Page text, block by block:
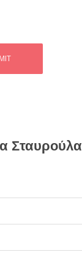
Σταυρούλα